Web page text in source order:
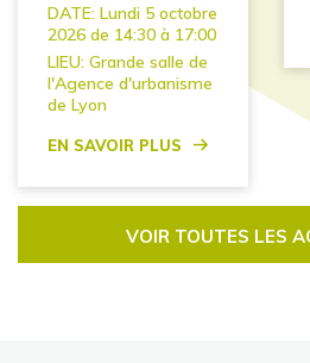
DATE: Lundi 5 octobre
2026 de 14:30 à 17:00
LIEU: Grande salle de
l'Agence d'urbanisme
de Lyon
En savoir plus
VOIR TOUTES LES